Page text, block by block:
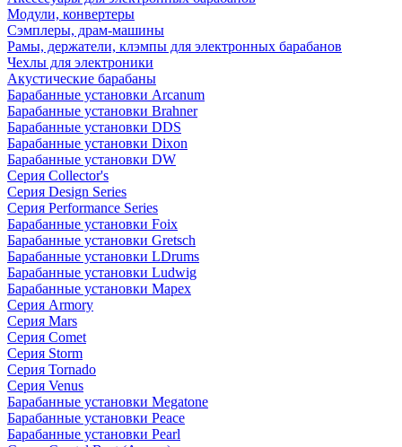
Модули, конвертеры
Сэмплеры, драм-машины
Рамы, держатели, клэмпы для электронных барабанов
Чехлы для электроники
Акустические барабаны
Барабанные установки Arcanum
Барабанные установки Brahner
Барабанные установки DDS
Барабанные установки Dixon
Барабанные установки DW
Серия Collector's
Серия Design Series
Серия Performance Series
Барабанные установки Foix
Барабанные установки Gretsch
Барабанные установки LDrums
Барабанные установки Ludwig
Барабанные установки Mapex
Серия Armory
Серия Mars
Серия Comet
Серия Storm
Серия Tornado
Серия Venus
Барабанные установки Megatone
Барабанные установки Peace
Барабанные установки Pearl